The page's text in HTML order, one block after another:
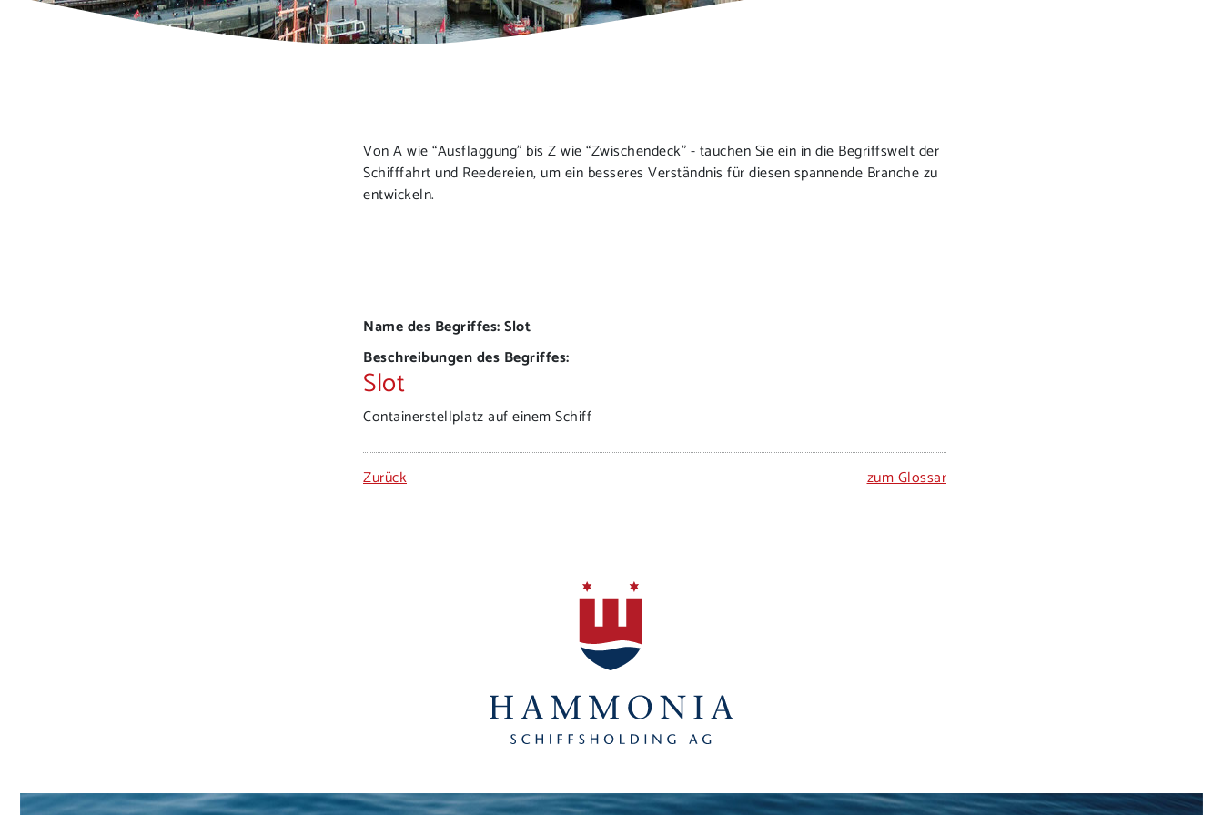
Von A wie “Ausflaggung” bis Z wie “Zwischendeck” - tauchen Sie ein in die Begriffswelt der
Schifffahrt und Reedereien, um ein besseres Verständnis für diesen spannende Branche zu
entwickeln.
Name des Begriffes: Slot
Beschreibungen des Begriffes:
Slot
Containerstellplatz auf einem Schiff
Zurück zum Glossar